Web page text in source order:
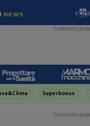
Superbonus